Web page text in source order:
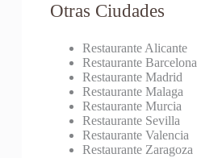
Otras Ciudades
Restaurante Alicante
Restaurante Barcelona
Restaurante Madrid
Restaurante Malaga
Restaurante Murcia
Restaurante Sevilla
Restaurante Valencia
Restaurante Zaragoza